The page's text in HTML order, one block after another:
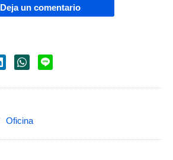
Deja un comentario
Oficina